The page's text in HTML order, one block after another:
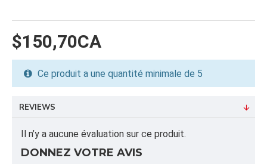
Poids: 25.56
Volume cubique: 25.56 pieds cubes
Quantité par palette: 175.00
ALPHA
SCONTS,35X35X55,JG,
$150,70CA
Ce produit a une quantité minimale de 5
REVIEWS
Il n’y a aucune évaluation sur ce produit.
DONNEZ VOTRE AVIS